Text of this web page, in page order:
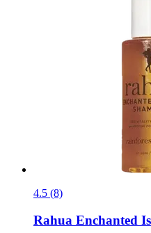
4.5 (8)
Rahua Enchanted